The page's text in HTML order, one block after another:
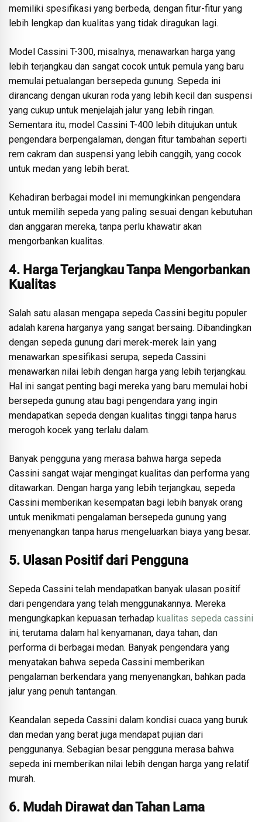
memiliki spesifikasi yang berbeda, dengan fitur-fitur yang
lebih lengkap dan kualitas yang tidak diragukan lagi.
Model Cassini T-300, misalnya, menawarkan harga yang
lebih terjangkau dan sangat cocok untuk pemula yang baru
memulai petualangan bersepeda gunung. Sepeda ini
dirancang dengan ukuran roda yang lebih kecil dan suspensi
yang cukup untuk menjelajah jalur yang lebih ringan.
Sementara itu, model Cassini T-400 lebih ditujukan untuk
pengendara berpengalaman, dengan fitur tambahan seperti
rem cakram dan suspensi yang lebih canggih, yang cocok
untuk medan yang lebih berat.
Kehadiran berbagai model ini memungkinkan pengendara
untuk memilih sepeda yang paling sesuai dengan kebutuhan
dan anggaran mereka, tanpa perlu khawatir akan
mengorbankan kualitas.
4. Harga Terjangkau Tanpa Mengorbankan
Kualitas
Salah satu alasan mengapa sepeda Cassini begitu populer
adalah karena harganya yang sangat bersaing. Dibandingkan
dengan sepeda gunung dari merek-merek lain yang
menawarkan spesifikasi serupa, sepeda Cassini
menawarkan nilai lebih dengan harga yang lebih terjangkau.
Hal ini sangat penting bagi mereka yang baru memulai hobi
bersepeda gunung atau bagi pengendara yang ingin
mendapatkan sepeda dengan kualitas tinggi tanpa harus
merogoh kocek yang terlalu dalam.
Banyak pengguna yang merasa bahwa harga sepeda
Cassini sangat wajar mengingat kualitas dan performa yang
ditawarkan. Dengan harga yang lebih terjangkau, sepeda
Cassini memberikan kesempatan bagi lebih banyak orang
untuk menikmati pengalaman bersepeda gunung yang
menyenangkan tanpa harus mengeluarkan biaya yang besar.
5. Ulasan Positif dari Pengguna
Sepeda Cassini telah mendapatkan banyak ulasan positif
dari pengendara yang telah menggunakannya. Mereka
mengungkapkan kepuasan terhadap kualitas sepeda cassini
ini, terutama dalam hal kenyamanan, daya tahan, dan
performa di berbagai medan. Banyak pengendara yang
menyatakan bahwa sepeda Cassini memberikan
pengalaman berkendara yang menyenangkan, bahkan pada
jalur yang penuh tantangan.
Keandalan sepeda Cassini dalam kondisi cuaca yang buruk
dan medan yang berat juga mendapat pujian dari
penggunanya. Sebagian besar pengguna merasa bahwa
sepeda ini memberikan nilai lebih dengan harga yang relatif
murah.
6. Mudah Dirawat dan Tahan Lama